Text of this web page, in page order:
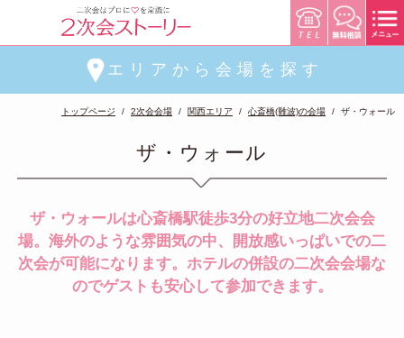
エリアから会場を探す
トップページ 2次会会場 関西エリア 心斎橋(難波)の会場 ザ・ウォール
ザ・ウォール
ザ・ウォールは心斎橋駅徒歩3分の好立地二次会会
場。海外のような雰囲気の中、開放感いっぱいでの二
次会が可能になります。ホテルの併設の二次会会場な
のでゲストも安心して参加できます。